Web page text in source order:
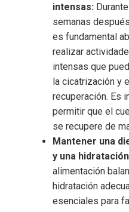
intensas:
semanas
es fundamental
realizar
intensas que
la cicatrización y
recuperación. Es
permitir que el
se recupere de
Mantener una
y una
alimentación
hidratación
esenciales para